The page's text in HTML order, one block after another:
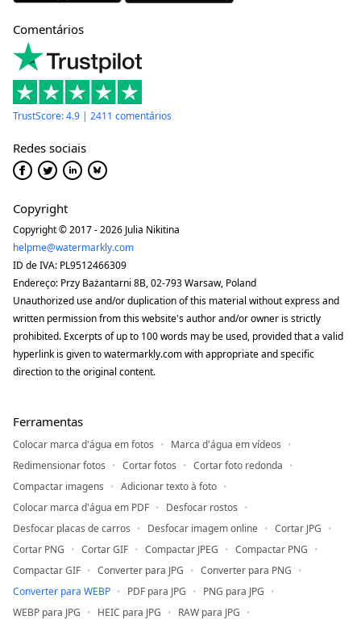
Comentários
TrustScore: 4.9 | 2411 comentários
Redes sociais
Copyright
Copyright © 2017 - 2026 Julia Nikitina
helpme@watermarkly.com
ID de IVA: PL9512466309
Endereço: Przy Bażantarni 8B, 02-793 Warsaw, Poland
Unauthorized use and/or duplication of this material without express and
written permission from this website's author and/or owner is strictly
prohibited. Excerpts of up to 100 words may be used, provided that a valid
hyperlink is given to watermarkly.com with appropriate and specific
direction to the original content.
Ferramentas
Colocar marca d'água em fotos
Marca d'água em vídeos
Redimensionar fotos
Cortar fotos
Cortar foto redonda
Compactar imagens
Adicionar texto à foto
Colocar marca d'água em PDF
Desfocar rostos
Desfocar placas de carros
Desfocar imagem online
Cortar JPG
Cortar PNG
Cortar GIF Compactar JPEG
Compactar PNG
Compactar GIF
Converter para JPG
Converter para PNG
Converter para WEBP
PDF para JPG
PNG para JPG
WEBP para JPG
HEIC para JPG
RAW para JPG